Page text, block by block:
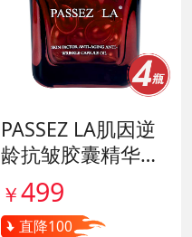
PASSEZ LA肌因逆
龄抗皱胶囊精华油
货号139887
￥499
直降100